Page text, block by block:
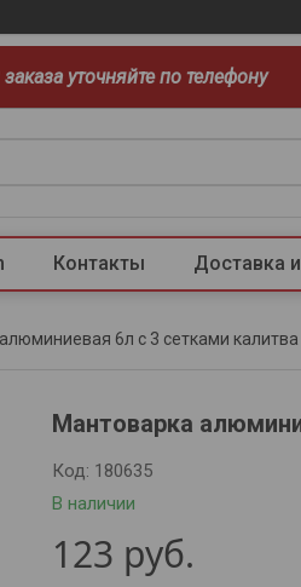
уточняйте по телефону
Контакты Доставка
6л с 3 сетками
Мантоварка
В наличии
Код: 180635
123 руб.